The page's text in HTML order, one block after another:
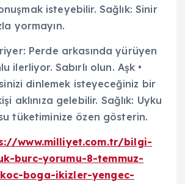
isteyebilir. Sağlık: Sinir
yormayın.
Perde arkasında yürüyen
ilerliyor. Sabırlı olun. Aşk •
dinlemek isteyeceğiniz bir
aklınıza gelebilir. Sağlık: Uyku
tüketiminize özen gösterin.
www.milliyet.com.tr/bilgi-
burc-yorumu-8-temmuz-
boga-ikizler-yengec-